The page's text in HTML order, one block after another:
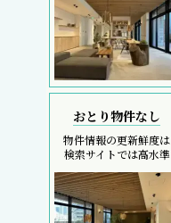
おとり物件なし
物件情報の更新鮮度は
検索サイトでは高水準